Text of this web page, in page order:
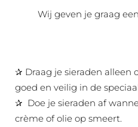
Wij geven je graag
✰ Draag je sieraden alleen
goed en veilig in de
✰ Doe je sieraden af
crème of olie op smeert.